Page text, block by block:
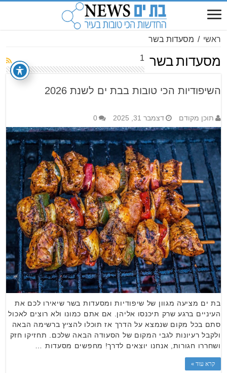
ראשי / מסעדות בשר
1 מסעדות בשר
השיפודיות הכי טובות בבת ים לשנת 2026
תוכן מקודם דצמבר 31, 2025 0
בת ים מציעה מגוון של שיפודיות ומסעדות בשר שיאירו לכם את
העיניים ברגע שרק תיכנסו אליהן. אם אתם כמונו ולא רוצים לאכול
סתם בכל מקום שנמצא על הדרך אז תוכלו להציץ ברשימה הבאה
ולקבל רעיונות לגבי המקום של הסעודה הבאה שלכם. תחזיקו חזק
ושחררו חגורות, אנחנו יוצאים לדרך! מחפשים מסעדות …
קרא עוד »